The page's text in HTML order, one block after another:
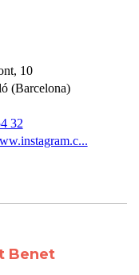
10
(Barcelona)
32
Benet